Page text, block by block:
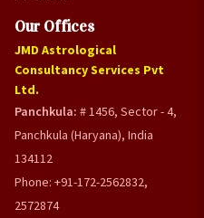
Our Offices
JMD Astrological
Consultancy Services Pvt
Ltd.
Panchkula: # 1456, Sector - 4,
Panchkula (Haryana), India
134112
Phone: +91-172-2562832,
2572874